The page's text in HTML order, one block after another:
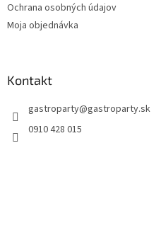
Ochrana osobných údajov
Moja objednávka
Kontakt
gastroparty@gastroparty.sk
0910 428 015